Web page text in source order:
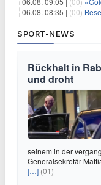
06.08. 08:35 | (00)
SPORT-NEWS
Rückhalt in
und droht
seinem in der
Generalsekretär
[…] (01)